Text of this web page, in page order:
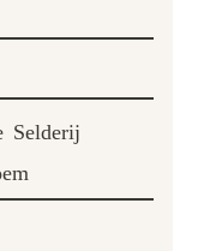
Selderij